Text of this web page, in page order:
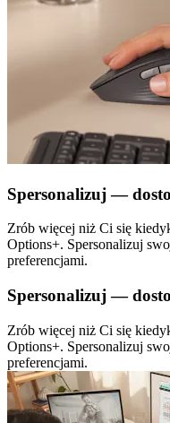
Spersonalizuj —
Zrób więcej niż Ci się
Options+. Spersonalizuj
preferencjami.
Spersonalizuj —
Zrób więcej niż Ci się
Options+. Spersonalizuj
preferencjami.